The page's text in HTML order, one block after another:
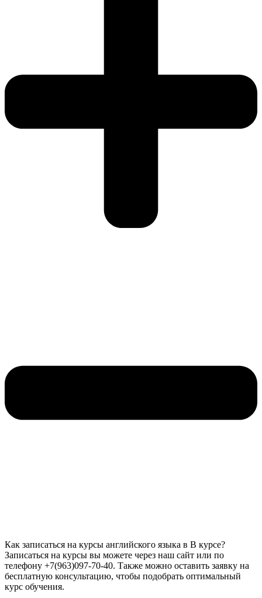
Как записаться на курсы английского языка в В курсе?
Записаться на курсы вы можете через наш сайт или по
телефону +7(963)097-70-40. Также можно оставить заявку на
бесплатную консультацию, чтобы подобрать оптимальный
курс обучения.